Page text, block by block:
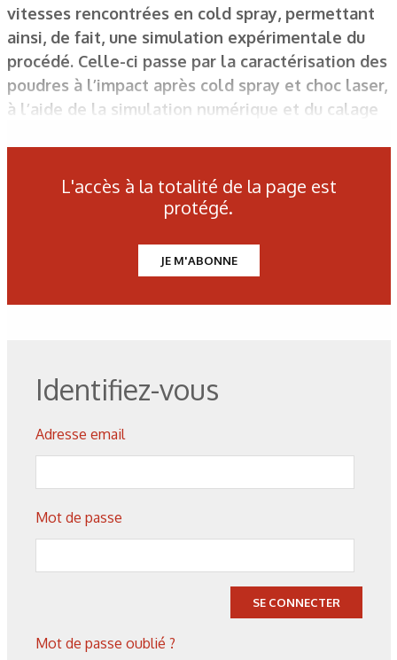
vitesses rencontrées en cold spray, permettant
ainsi, de fait, une simulation expérimentale du
procédé. Celle-ci passe par la caractérisation des
poudres à l’impact après cold spray et choc laser,
à l’aide de la simulation numérique et du calage
Figure 1 : Schéma de l’« approche choc laser » appliquée au
Figure 3 : Laserflex pour la simulation du cold spray, a)
Schéma du dispositif experimental pour Laserflex de Cu sur
plaquée par choc laser sur alliage AISI Al 2024, d’après [13],
Figure 4 : Échantillon après Lasat, a) Vue de dessus en
laser avec
les bombés correspondants, d’après [6], b) Image MEB en
vue de dessus du cratère laissé par la particule éjectée par
le choc laser lors de l’essai, d’après [9].
L'accès à la totalité de la page est
protégé.
JE M'ABONNE
Identifiez-vous
Adresse email
Mot de passe
SE CONNECTER
Mot de passe oublié ?